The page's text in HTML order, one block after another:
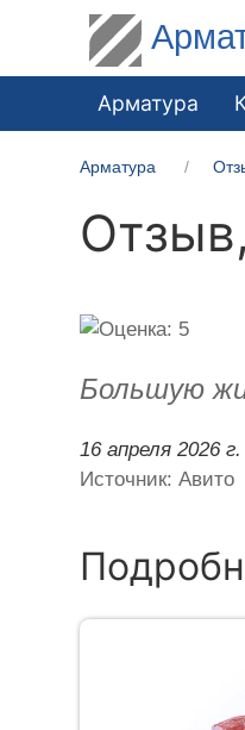
Арматура
Арматура
Отзыв,
Большую
16 апреля 2026 г.
Источник: Авито